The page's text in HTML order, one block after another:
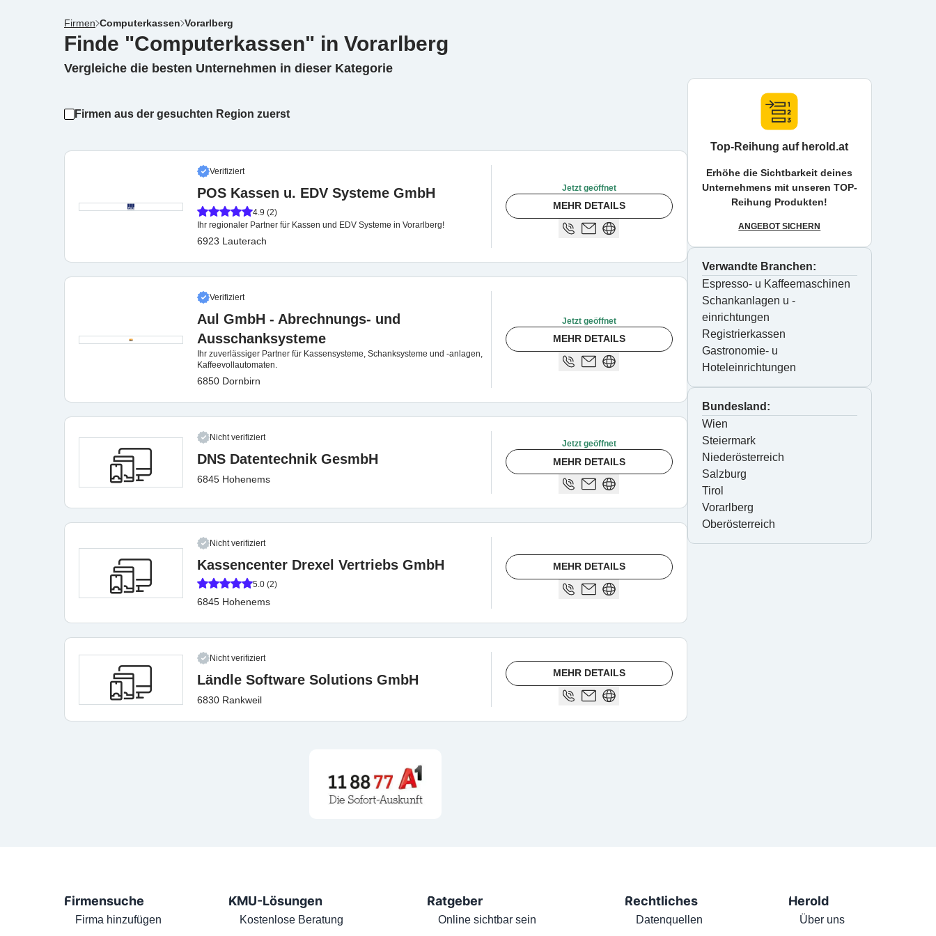
Firmen Computerkassen Vorarlberg
Finde "Computerkassen" in Vorarlberg
Vergleiche die besten Unternehmen in dieser Kategorie
Firmen aus der gesuchten Region zuerst
Verifiziert
POS Kassen u. EDV Systeme GmbH
4.9 (2)
Ihr regionaler Partner für Kassen und EDV Systeme in Vorarlberg!
6923 Lauterach
Jetzt geöffnet
MEHR DETAILS
Verifiziert
Aul GmbH - Abrechnungs- und
Ausschanksysteme
Ihr zuverlässiger Partner für Kassensysteme, Schanksysteme und -anlagen,
Kaffeevollautomaten.
6850 Dornbirn
Jetzt geöffnet
MEHR DETAILS
Nicht verifiziert
DNS Datentechnik GesmbH
6845 Hohenems
Jetzt geöffnet
MEHR DETAILS
Nicht verifiziert
Kassencenter Drexel Vertriebs GmbH
5.0 (2)
6845 Hohenems
MEHR DETAILS
Nicht verifiziert
Ländle Software Solutions GmbH
6830 Rankweil
MEHR DETAILS
Top-Reihung auf herold.at
Erhöhe die Sichtbarkeit deines
Unternehmens mit unseren TOP-
Reihung Produkten!
ANGEBOT SICHERN
Verwandte Branchen:
Espresso- u Kaffeemaschinen
Schankanlagen u -
einrichtungen
Registrierkassen
Gastronomie- u
Hoteleinrichtungen
Bundesland:
Wien
Steiermark
Niederösterreich
Salzburg
Tirol
Vorarlberg
Oberösterreich
Firmensuche
Firma hinzufügen
KMU-Lösungen
Kostenlose Beratung
Ratgeber
Online sichtbar sein
Rechtliches
Datenquellen
Herold
Über uns